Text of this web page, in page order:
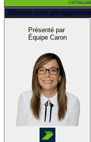
Obtenez votre pré-
Présenté par
Équipe Caron